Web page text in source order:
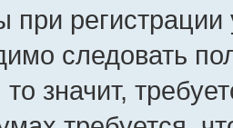
при
следовать
значит,